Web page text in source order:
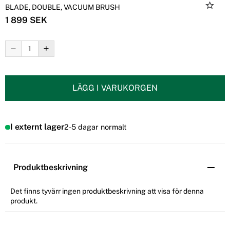
BLADE, DOUBLE, VACUUM BRUSH
1 899 SEK
LÄGG I VARUKORGEN
I externt lager2-5 dagar normalt
Produktbeskrivning
Det finns tyvärr ingen produktbeskrivning att visa för denna
produkt.